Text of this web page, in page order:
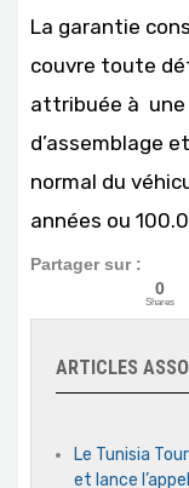
La garantie
couvre toute
attribuée à une
d’assemblage
normal du
années ou
Partager sur :
0
Shares
ARTICLES
Le Tunisia
et lance